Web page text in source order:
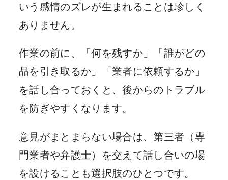
いう感情のズレが生まれることは珍しく
ありません。
作業の前に、「何を残すか」「誰がどの
品を引き取るか」「業者に依頼するか」
を話し合っておくと、後からのトラブル
を防ぎやすくなります。
意見がまとまらない場合は、第三者（専
門業者や弁護士）を交えて話し合いの場
を設けることも選択肢のひとつです。